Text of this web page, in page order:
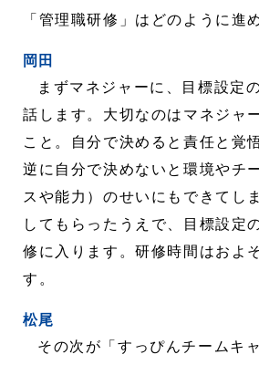
「管理職研修」はどのように進
岡田
まずマネジャーに、目標設定
話します。大切なのはマネジャ
こと。自分で決めると責任と覚
逆に自分で決めないと環境やチ
スや能力）のせいにもできてし
してもらったうえで、目標設定
修に入ります。研修時間はおよ
す。
松尾
その次が「すっぴんチームキ